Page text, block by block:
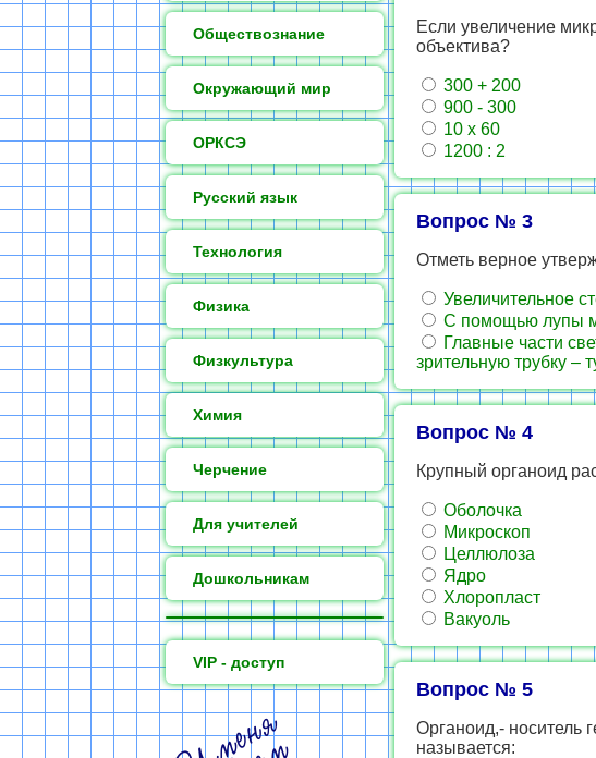
Обществознание
Окружающий мир
ОРКСЭ
Русский язык
Технология
Физика
Физкультура
Химия
Черчение
Для учителей
Дошкольникам
VIP - доступ
Если увеличение
объектива?
300 + 200
900 - 300
10 х 60
1200 : 2
Вопрос № 3
Отметь верное
Увеличительное
С помощью лупы
Главные части
зрительную трубку –
Вопрос № 4
Крупный органоид
Оболочка
Микроскоп
Целлюлоза
Ядро
Хлоропласт
Вакуоль
Вопрос № 5
Органоид,- носитель
называется: